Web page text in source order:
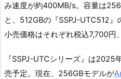
み速度が約400MB/s。容量は
と、512GBの『SSPJ-UTC512
小売価格はそれぞれ税込7,700円
『SSPJ-UTCシリーズ』は2025
売予定。現在、256GBモデルが